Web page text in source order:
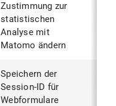
Zustimmung zur
statistischen
Analyse mit
Matomo ändern
Speichern der
Session-ID für
Webformulare